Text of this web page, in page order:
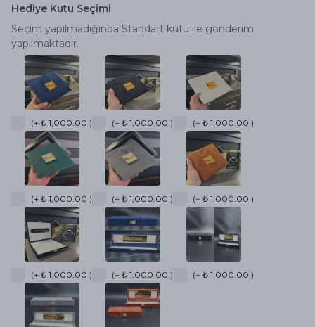
Hediye Kutu Seçimi
Seçim yapılmadığında Standart kutu ile gönderim
yapılmaktadır.
(+ ₺ 1,000.00 ) (+ ₺ 1,000.00 ) (+ ₺ 1,000.00 )
(+ ₺ 1,000.00 ) (+ ₺ 1,000.00 ) (+ ₺ 1,000.00 )
(+ ₺ 1,000.00 ) (+ ₺ 1,000.00 ) (+ ₺ 1,000.00 )